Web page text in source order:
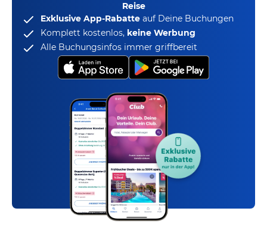
Reise
Exklusive App-Rabatte auf Deine Buchungen
Komplett kostenlos, keine Werbung
Alle Buchungsinfos immer griffbereit